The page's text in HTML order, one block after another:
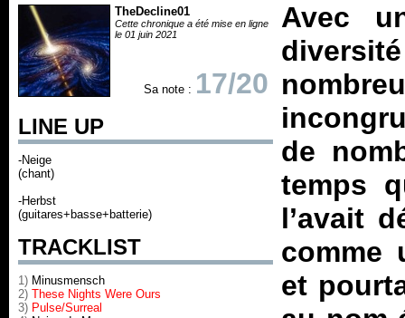
TheDecline01
Cette chronique a été mise en ligne
le 01 juin 2021
Sa note : 17/20
LINE UP
-Neige
(chant)
-Herbst
(guitares+basse+batterie)
TRACKLIST
1) Minusmensch
2) These Nights Were Ours
3) Pulse/Surreal
Avec
de
temps
l’avait
comme
et